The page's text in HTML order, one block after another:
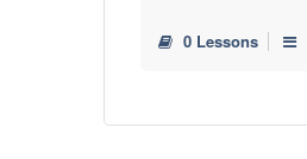
0 Lessons